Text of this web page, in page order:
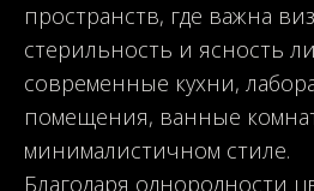
пространств, где важна
стерильность и ясность
современные кухни,
помещения, ванные
минималистичном стиле.
Благодаря однородности